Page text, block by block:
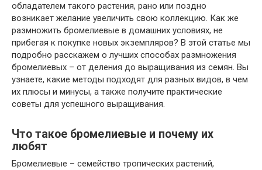
обладателем такого растения, рано или поздно
возникает желание увеличить свою коллекцию. Как же
размножить бромелиевые в домашних условиях, не
прибегая к покупке новых экземпляров? В этой статье мы
подробно расскажем о лучших способах размножения
бромелиевых – от деления до выращивания из семян. Вы
узнаете, какие методы подходят для разных видов, в чем
их плюсы и минусы, а также получите практические
советы для успешного выращивания.
Что такое бромелиевые и почему их
любят
Бромелиевые – семейство тропических растений,